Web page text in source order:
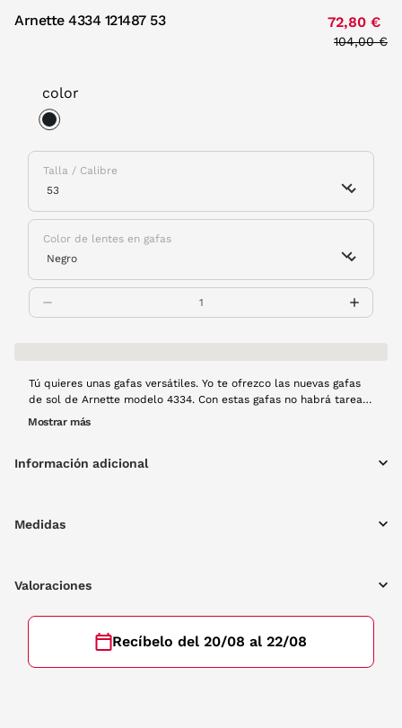
Arnette 4334 121487 53 72,80 €
Price
104,00 €
color
Talla / Calibre
Color de lentes en gafas
Tú quieres unas gafas versátiles. Yo te ofrezco las nuevas gafas
de sol de Arnette modelo 4334. Con estas gafas no habrá tarea
que se te resista. Las podrás usar siempre que quieras y para lo
Mostrar más
Información adicional
Medidas
Valoraciones
Recíbelo del 20/08 al 22/08